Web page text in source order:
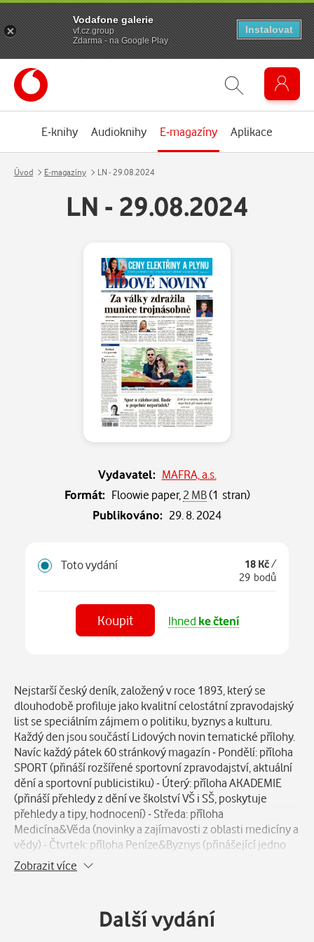
E-knihy Audioknihy E-magazíny Aplikace
Úvod E-magazíny LN - 29.08.2024
LN - 29.08.2024
Vydavatel: MAFRA, a.s.
Formát: Floowie paper, 2 MB(1 stran)
Publikováno: 29. 8. 2024
Toto vydání 18 Kč/
29 bodů
Koupit Ihned ke čtení
LN Čechy - 29.08.2024
Čístna webu
Číst
v aplikaci
LN Brno - 29.08.2024
Čístna webu
Číst
v aplikaci
LN Morava - 29.08.2024
Čístna webu
Číst
v aplikaci
LN Praha - 29.08.2024
Čístna webu
Číst
v aplikaci
Popis
Nejstarší český deník, založený v roce 1893, který se
dlouhodobě profiluje jako kvalitní celostátní zpravodajský
list se speciálním zájmem o politiku, byznys a kulturu.
Každý den jsou součástí Lidových novin tematické přílohy.
Navíc každý pátek 60 stránkový magazín - Pondělí: příloha
SPORT (přináší rozšířené sportovní zpravodajství, aktuální
dění a sportovní publicistiku) - Úterý: příloha AKADEMIE
(přináší přehledy z dění ve školství VŠ i SŠ, poskytuje
přehledy a tipy, hodnocení) - Středa: příloha
Medicína&Věda (novinky a zajímavosti z oblasti medicíny a
vědy) - Čtvrtek: příloha Peníze&Byznys (přinášející jedno
hlavní téma reflektující současné ekonomické dění,
doplněné o standardní byznysové zpravodajství) - Pátek:
- Sobota: přílohy Relax, Orientace (populárně laděný,
Zobrazit více
Další vydání
Vodafone galerie
vf.cz.group
Zdarma - na Google Play
Instalovat